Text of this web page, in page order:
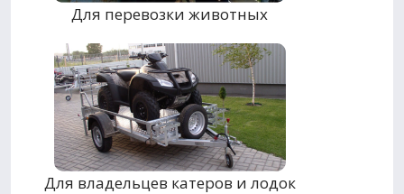
Для перевозки животных
Для владельцев катеров и лодок